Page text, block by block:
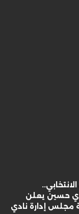
حسين يعلن
مجلس إدارة نادي